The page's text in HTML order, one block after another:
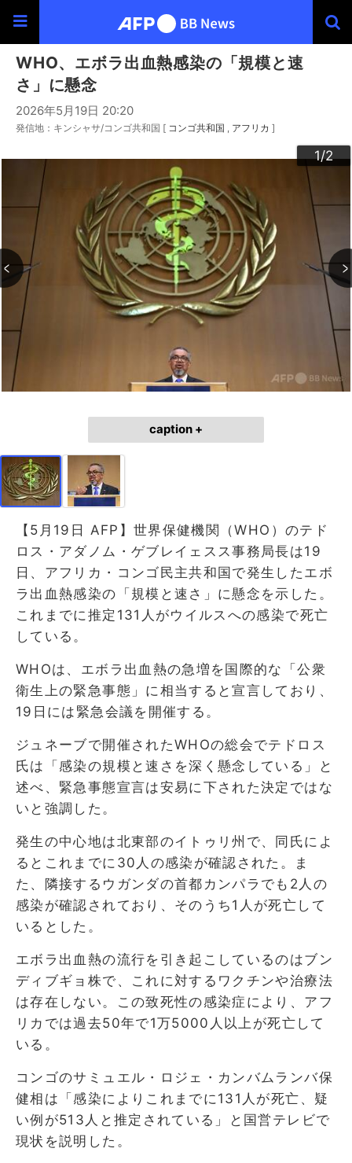
WHO、エボラ出血熱感染の「規模と速
さ」に懸念
2026年5月19日 20:20
発信地：キンシャサ/コンゴ共和国 [ コンゴ共和国 アフリカ ]
1/2
2/2
caption +
【5月19日 AFP】世界保健機関（WHO）のテド
ロス・アダノム・ゲブレイェスス事務局長は19
日、アフリカ・コンゴ民主共和国で発生したエボ
ラ出血熱感染の「規模と速さ」に懸念を示した。
これまでに推定131人がウイルスへの感染で死亡
している。
WHOは、エボラ出血熱の急増を国際的な「公衆
衛生上の緊急事態」に相当すると宣言しており、
19日には緊急会議を開催する。
ジュネーブで開催されたWHOの総会でテドロス
氏は「感染の規模と速さを深く懸念している」と
述べ、緊急事態宣言は安易に下された決定ではな
いと強調した。
発生の中心地は北東部のイトゥリ州で、同氏によ
るとこれまでに30人の感染が確認された。ま
た、隣接するウガンダの首都カンパラでも2人の
感染が確認されており、そのうち1人が死亡して
いるとした。
エボラ出血熱の流行を引き起こしているのはブン
ディブギョ株で、これに対するワクチンや治療法
は存在しない。この致死性の感染症により、アフ
リカでは過去50年で1万5000人以上が死亡して
いる。
コンゴのサミュエル・ロジェ・カンバムランバ保
健相は「感染によりこれまでに131人が死亡、疑
い例が513人と推定されている」と国営テレビで
現状を説明した。